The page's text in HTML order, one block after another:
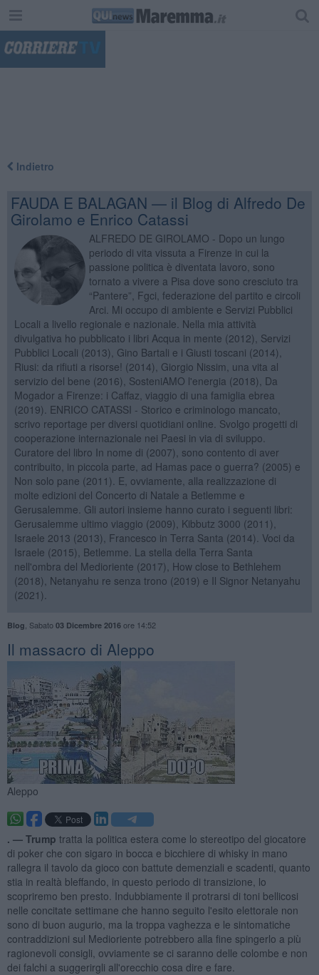
Indietro
FAUDA E BALAGAN — il Blog di Alfredo De
Girolamo e Enrico Catassi
ALFREDO DE GIROLAMO - Dopo un lungo
periodo di vita vissuta a Firenze in cui la
passione politica è diventata lavoro, sono
tornato a vivere a Pisa dove sono cresciuto tra
“Pantere”, Fgci, federazione del partito e circoli
Arci. Mi occupo di ambiente e Servizi Pubblici
Locali a livello regionale e nazionale. Nella mia attività
divulgativa ho pubblicato i libri Acqua in mente (2012), Servizi
Pubblici Locali (2013), Gino Bartali e i Giusti toscani (2014),
Riusi: da rifiuti a risorse! (2014), Giorgio Nissim, una vita al
servizio del bene (2016), SosteniAMO l'energia (2018), Da
Mogador a Firenze: i Caffaz, viaggio di una famiglia ebrea
(2019). ENRICO CATASSI - Storico e criminologo mancato,
scrivo reportage per diversi quotidiani online. Svolgo progetti di
cooperazione internazionale nei Paesi in via di sviluppo.
Curatore del libro In nome di (2007), sono contento di aver
contribuito, in piccola parte, ad Hamas pace o guerra? (2005) e
Non solo pane (2011). E, ovviamente, alla realizzazione di
molte edizioni del Concerto di Natale a Betlemme e
Gerusalemme. Gli autori insieme hanno curato i seguenti libri:
Gerusalemme ultimo viaggio (2009), Kibbutz 3000 (2011),
Israele 2013 (2013), Francesco in Terra Santa (2014). Voci da
Israele (2015), Betlemme. La stella della Terra Santa
nell'ombra del Medioriente (2017), How close to Bethlehem
(2018), Netanyahu re senza trono (2019) e Il Signor Netanyahu
(2021).
Blog Sabato 03 Dicembre 2016ore 14:52
Il massacro di Aleppo
Aleppo
. — Trump tratta la politica estera come lo stereotipo del giocatore
di poker che con sigaro in bocca e bicchiere di whisky in mano
rallegra il tavolo da gioco con battute demenziali e scadenti, quanto
stia in realtà bleffando, in questo periodo di transizione, lo
scopriremo ben presto. Indubbiamente il protrarsi di toni bellicosi
nelle concitate settimane che hanno seguito l'esito elettorale non
sono di buon augurio, ma la troppa vaghezza e le sintomatiche
contraddizioni sul Medioriente potrebbero alla fine spingerlo a più
ragionevoli consigli, ovviamente se ci saranno delle colombe e non
dei falchi a suggerirgli all'orecchio cosa dire e fare.